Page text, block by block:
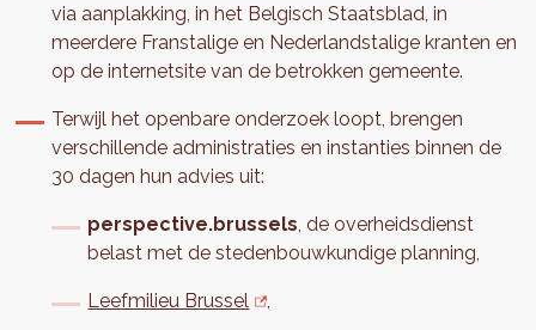
via aanplakking, in het Belgisch Staatsblad, in
meerdere Franstalige en Nederlandstalige kranten en
op de internetsite van de betrokken gemeente.
Terwijl het openbare onderzoek loopt, brengen
verschillende administraties en instanties binnen de
30 dagen hun advies uit:
perspective.brussels , de overheidsdienst
belast met de stedenbouwkundige planning,
Leefmilieu Brussel